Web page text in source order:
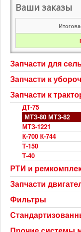
Ваши заказы
Запчасти для
Запчасти к
Запчасти к
ДТ-75
МТЗ-80 МТЗ-82
МТЗ-1221
К-700 К-744
Т-150
Т-40
РТИ и
Запчасти
Фильтры